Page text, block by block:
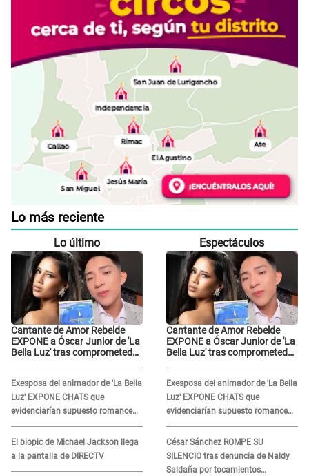
Lo más reciente
Lo último
Cantante de Amor Rebelde
EXPONE a Óscar Junior de 'La
Bella Luz' tras comprometedor
"Me hizo sentir incómoda"
Exesposa del animador de 'La Bella
Luz' EXPONE CHATS que
evidenciarían supuesto romance
clandestino con Naldy Saldaña,
pese a tener pareja
El biopic de Michael Jackson llega
a la pantalla de DIRECTV
Espectáculos
Cantante de Amor Rebelde
EXPONE a Óscar Junior de 'La
Bella Luz' tras comprometedor
"Me hizo sentir incómoda"
Exesposa del animador de 'La Bella
Luz' EXPONE CHATS que
evidenciarían supuesto romance
clandestino con Naldy Saldaña,
pese a tener pareja
César Sánchez ROMPE SU
SILENCIO tras denuncia de Naldy
Saldaña por tocamientos